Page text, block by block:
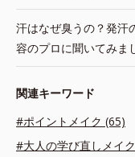
汗はなぜ臭うの？発汗
容のプロに聞いてみま
関連キーワード
#ポイントメイク (65)
#大人の学び直しメイ